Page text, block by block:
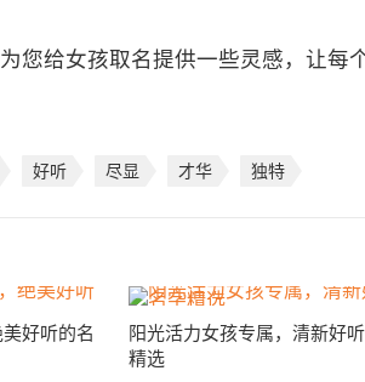
您给女孩取名提供一些灵感，让每
好听 尽显 才华 独特
好听的名
阳光活力女孩专属，清新好
精选